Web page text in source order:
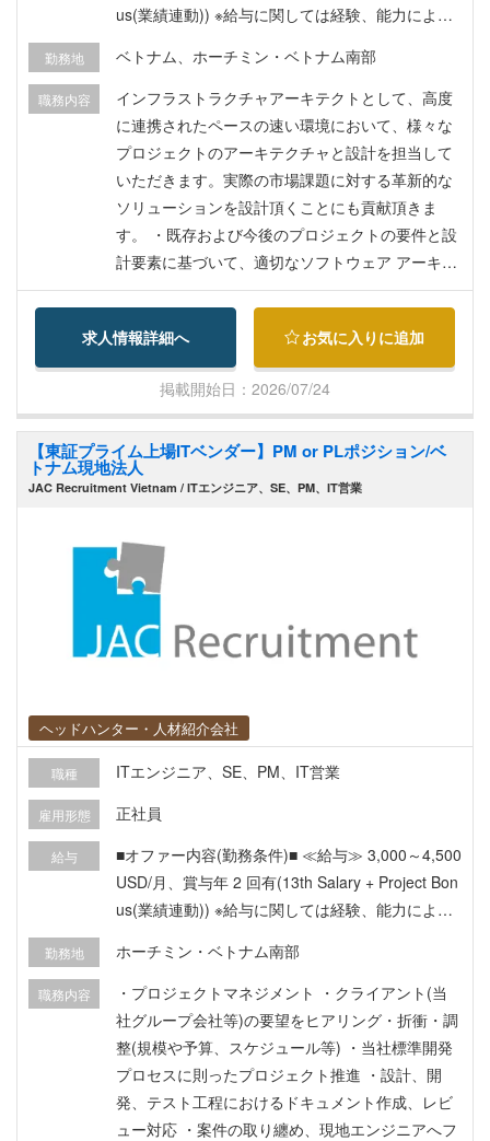
us(業績連動)) ※給与に関しては経験、能力により
フレックス制度有、交通費支給なし、住宅手当支
給なし、残業代支給なし ・社会保険・健康保険・
失業保険任意医療保険有(会社にて負担) ・昇給制
度：年 1 回のレビュー有 ・シニアスタッフ・リー
ダースタッフ向け特別手当：有 ・誕生日会：四半
期で 1 回開催 ・社員旅行：会社の状況により変更
可能性があり ・チームビルディングイベント：有
(毎月) ・家族の冠婚葬祭時のケアプログラム：有
■その他■ ・試用期間:3 ヶ月(月収の 100％を支給)
・面接回数:最大 2 回、面接形式:WEB ・勤務時間:
08:00～17:00(月～金) ・土日祝日、有給休暇(年間
12 日間) ・企業側からの VISA/WP サポート有(公
証/領事認証、健康診断受診費用は自己負担) ・日
本からのフライト代会社側支給
勤務地 ベトナム、ホーチミン・ベトナム南部
職務内容
インフラストラクチャアーキテクトとして、高度
に連携されたペースの速い環境において、様々な
プロジェクトのアーキテクチャと設計を担当して
いただきます。実際の市場課題に対する革新的な
ソリューションを設計頂くことにも貢献頂きま
す。 ・既存および今後のプロジェクトの要件と設
計要素に基づいて、適切なソフトウェア アーキテ
クチャを特定し、伝達 ・各プロジェクトの開発チ
ームと協力して、パイプライン、ツール、主要な
開発手順などのテクノロジー戦略を定義 ・必要に
応じてソフトウェア設計のトレーニングを実施す
るなど、設計、ソフトウェア設計仕様の作成にお
いてチームリーダー/シニアエンジニアを支援 ・新
規提案の見積りサポート
求人情報詳細へ お気に入りに追加
掲載開始日：2026/07/24
【東証プライム上場ITベンダー】PM or PLポジション/ベ
トナム現地法人
JAC Recruitment Vietnam / ITエンジニア、SE、PM、IT営業
ヘッドハンター・人材紹介会社
職種 ITエンジニア、SE、PM、IT営業
雇用形態 正社員
給与
■オファー内容(勤務条件)■ ≪給与≫ 3,000～4,500
USD/月、賞与年 2 回有(13th Salary + Project Bon
us(業績連動)) ※給与に関しては経験、能力により
支給なし、住宅手当支給なし、残業代支給なし ・
社会保険・健康保険・失業保険任意医療保険有(会
社にて負担) ・昇給制度：年 1 回のレビュー有 ・
シニアスタッフ・リーダースタッフ向け特別手
当：有 ・誕生日会：四半期で 1 回開催 ・社員旅
行：会社の状況により変更可能性があり ・チーム
ビルディングイベント：有(毎月) ・家族の冠婚葬
勤務地 ホーチミン・ベトナム南部
職務内容
・プロジェクトマネジメント ・クライアント(当
社グループ会社等)の要望をヒアリング・折衝・調
整(規模や予算、スケジュール等) ・当社標準開発
プロセスに則ったプロジェクト推進 ・設計、開
発、テスト工程におけるドキュメント作成、レビ
ュー対応 ・案件の取り纏め、現地エンジニアへフ